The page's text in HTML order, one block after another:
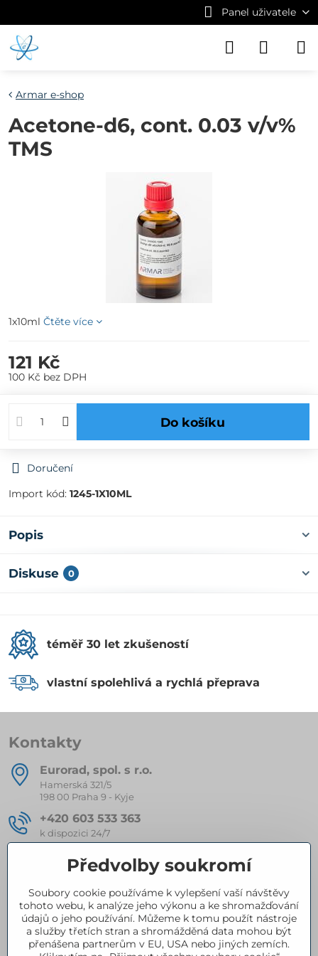
Panel uživatele
Armar e-shop
Acetone-d6, cont. 0.03 v/v%
TMS
1x10ml Čtěte více
121 Kč
100 Kč bez DPH
Do košíku
Doručení
Import kód: 1245-1X10ML
Popis
Diskuse 0
téměř 30 let zkušeností
vlastní spolehlivá a rychlá přeprava
Kontakty
Eurorad, spol​. s r​.o​.
Hamerská 321/5
198 00 Praha 9 - Kyje
+420 603 533 363
k dispozici 24/7
eurorad​@seznam​.cz
Kompletní nabídka produktů
Certifikace
Předvolby soukromí
Soubory cookie používáme k vylepšení vaší návštěvy
tohoto webu, k analýze jeho výkonu a ke shromažďování
údajů o jeho používání. Můžeme k tomu použít nástroje
a služby třetích stran a shromážděná data mohou být
přenášena partnerům v EU, USA nebo jiných zemích.